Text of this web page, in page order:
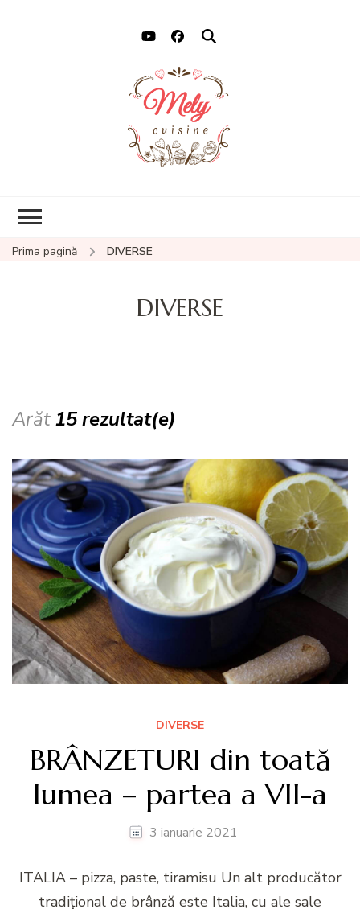
Prima pagină DIVERSE
DIVERSE
Arăt15 rezultat(e)
DIVERSE
BRÂNZETURI din toată
lumea – partea a VII-a
3 ianuarie 2021
ITALIA – pizza, paste, tiramisu Un alt producător
tradițional de brânză este Italia, cu ale sale